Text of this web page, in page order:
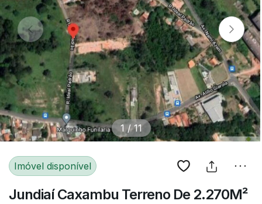
1 /11
Imóvel disponível
Jundiaí Caxambu Terreno De 2.270M²